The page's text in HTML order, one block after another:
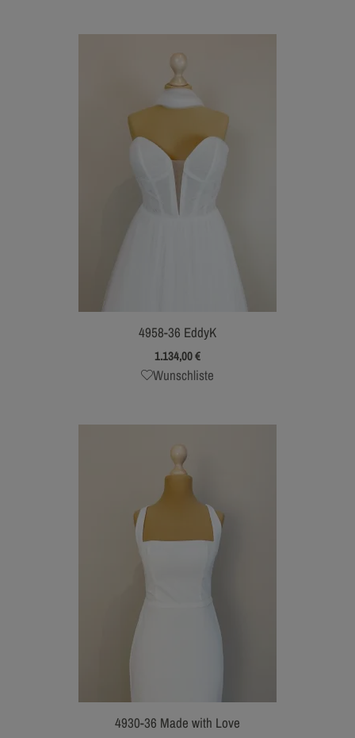
4958-36 EddyK
1.134,00€
Wunschliste
4930-36 Made with Love